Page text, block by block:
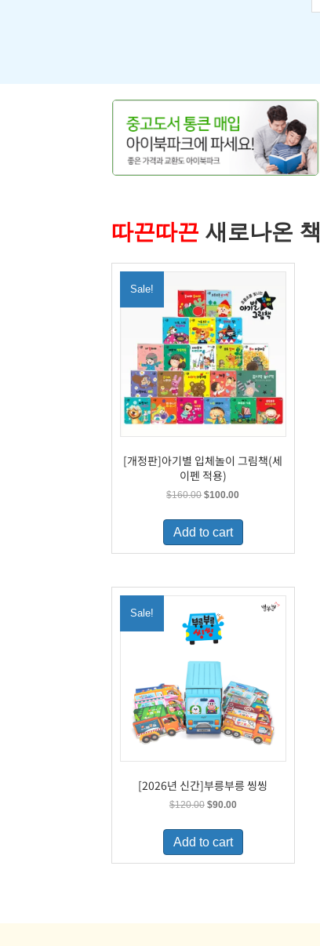
따끈따끈 새로나온 책
Sale!
[개정판]아기별 입체놀이 그림책(세
이펜 적용)
$160.00Original
was:
$160.00.
$100.00Current
is:
Add to cart
Sale!
[2026년 신간]부릉부릉 씽씽
$120.00 Original
was:
$120.00.
$90.00Current
is:
Add to cart